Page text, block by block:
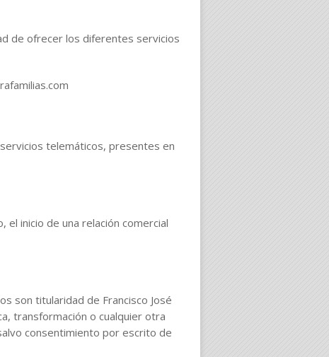
de ofrecer los diferentes servicios
telemáticos, presentes en
inicio de una relación comercial
son titularidad de Francisco José
transformación o cualquier otra
consentimiento por escrito de